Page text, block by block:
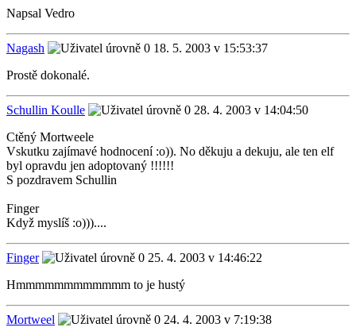
Napsal Vedro
Nagash
18. 5. 2003 v 15:53:37
Prostě dokonalé.
Schullin Koulle
28. 4. 2003 v 14:04:50
Ctěný Mortweele
Vskutku zajímavé hodnocení :o)). No děkuju a dekuju, ale ten elf
byl opravdu jen adoptovaný !!!!!!
S pozdravem Schullin
Finger
Když myslíš :o)))....
Finger
25. 4. 2003 v 14:46:22
Hmmmmmmmmmmmm to je hustý
Mortweel 24. 4. 2003 v 7:19:38